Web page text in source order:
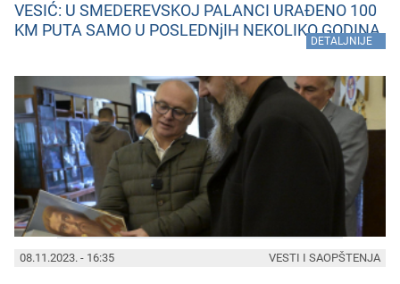
VESIĆ: U SMEDEREVSKOJ PALANCI URAĐENO 100
KM PUTA SAMO U POSLEDNjIH NEKOLIKO GODINA
DETALJNIJE
08.11.2023. - 16:35 VESTI I SAOPŠTENJA